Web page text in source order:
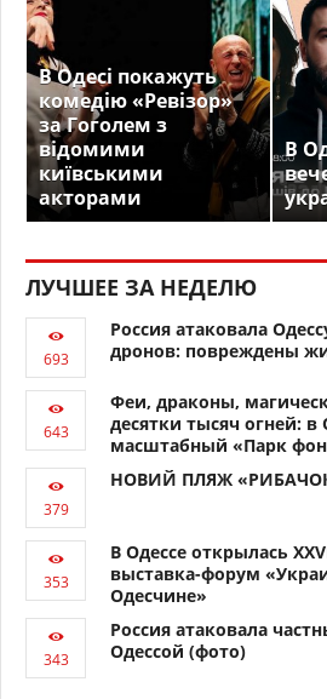
В Одесі покажуть
комедію «Ревізор»
за Гоголем з
відомими
київськими
акторами
В
ЛУЧШЕЕ ЗА НЕДЕЛЮ
Россия атаковала
дронов: повреждены
Феи, драконы,
десятки тысяч огней: в
масштабный «Парк
НОВИЙ ПЛЯЖ
В Одессе открылась
выставка-форум
Одесчине»
Россия атаковала
Одессой (фото)